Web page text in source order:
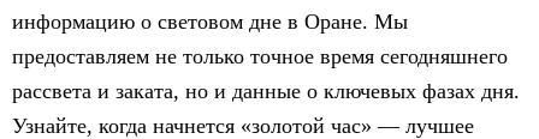
информацию о световом дне в Оране. Мы
предоставляем не только точное время сегодняшнего
рассвета и заката, но и данные о ключевых фазах дня.
Узнайте, когда начнется «золотой час» — лучшее